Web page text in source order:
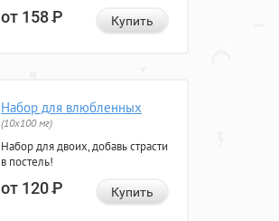
от 158Р Купить
Набор для влюбленных
(10х100 мг)
Набор для двоих, добавь страсти
в постель!
от 120Р Купить